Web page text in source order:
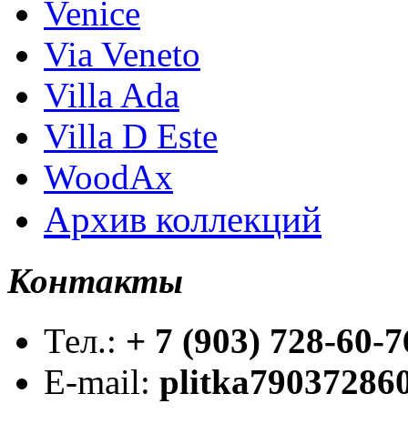
Venice
Via Veneto
Villa Ada
Villa D Este
WoodAx
Архив коллекций
Контакты
Тел.: + 7 (903) 728-60-
E-mail: